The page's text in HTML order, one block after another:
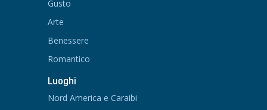
Gusto
Arte
Benessere
Romantico
Luoghi
Nord America e Caraibi